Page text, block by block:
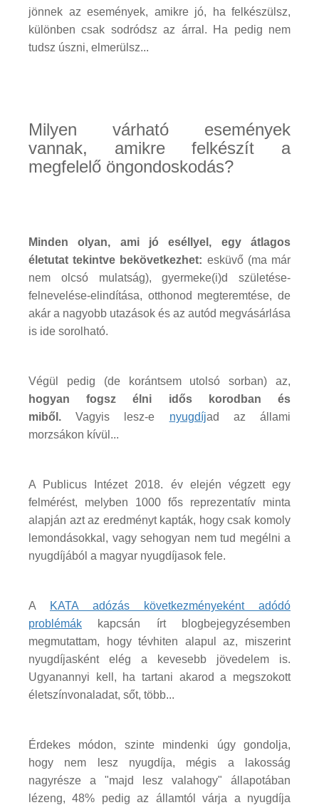
jönnek az események, amikre jó, ha felkészülsz,
különben csak sodródsz az árral. Ha pedig nem
tudsz úszni, elmerülsz...
Milyen várható események
vannak, amikre felkészít a
megfelelő öngondoskodás?
Minden olyan, ami jó eséllyel, egy átlagos
életutat tekintve bekövetkezhet: esküvő (ma már
nem olcsó mulatság), gyermeke(i)d születése-
felnevelése-elindítása, otthonod megteremtése, de
akár a nagyobb utazások és az autód megvásárlása
is ide sorolható.
Végül pedig (de korántsem utolsó sorban) az,
hogyan fogsz élni idős korodban és
miből. Vagyis lesz-e nyugdíjad az állami
morzsákon kívül...
A Publicus Intézet 2018. év elején végzett egy
felmérést, melyben 1000 fős reprezentatív minta
alapján azt az eredményt kapták, hogy csak komoly
lemondásokkal, vagy sehogyan nem tud megélni a
nyugdíjából a magyar nyugdíjasok fele.
A
KATA adózás következményeként adódó
problémák kapcsán írt blogbejegyzésemben
megmutattam, hogy tévhiten alapul az, miszerint
nyugdíjasként elég a kevesebb jövedelem is.
Ugyanannyi kell, ha tartani akarod a megszokott
életszínvonaladat, sőt, több...
Érdekes módon, szinte mindenki úgy gondolja,
hogy nem lesz nyugdíja, mégis a lakosság
nagyrésze a "majd lesz valahogy" állapotában
lézeng, 48% pedig az államtól várja a nyugdíja